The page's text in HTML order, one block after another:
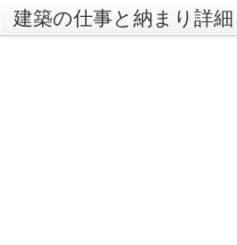
建築の仕事と納まり詳細